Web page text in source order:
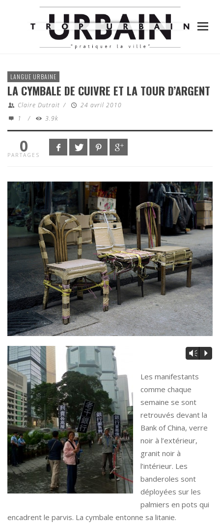
LANGUE URBAINE
LA CYMBALE DE CUIVRE ET LA TOUR D’ARGENT
Claire Dutrait /
24 avril 2010
1
/ 3.9k
0
PARTAGES
Vm P
Les manifestants
comme chaque
semaine se sont
retrouvés devant la
Bank of China, verre
noir à l’extérieur,
granit noir à
l’intérieur. Les
banderoles sont
déployées sur les
palmiers en pots qui
encadrent le parvis. La cymbale entonne sa litanie.